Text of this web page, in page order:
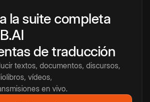
la suite completa
de traducción
textos, documentos, discursos,
vídeos,
en vivo.